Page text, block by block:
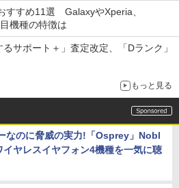
すすめ11選 GalaxyやXperia、
機種の特徴は
サポート＋」査定改定、「Dランク」
もっと見る
なのに脅威の実力!「Osprey」Nobl
ヤレスイヤフォン4機種を一気に聴